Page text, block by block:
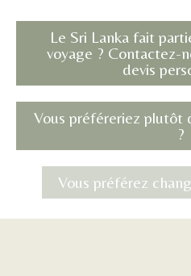
Le Sri Lanka fait
voyage ? Contactez-
devis
Vous préféreriez plutôt
?
Vous préférez